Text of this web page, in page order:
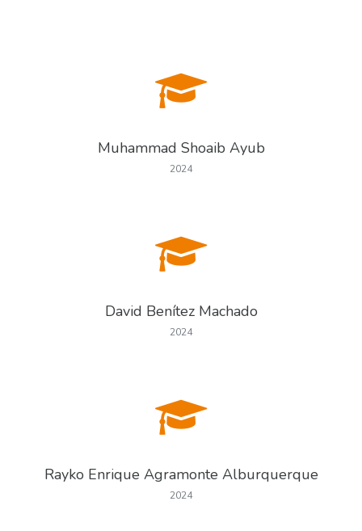
Muhammad Shoaib Ayub
2024
David Benítez Machado
2024
Rayko Enrique Agramonte Alburquerque
2024